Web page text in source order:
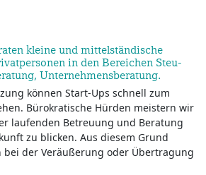
kleine und mittelständ­ische
in den Bereichen Steu­
Unternehmens­beratung.
können Start-Ups schnell zum
Bürokratische Hürden meistern wir
laufenden Betreuung und Beratung
zu blicken. Aus diesem Grund
bei der Veräußerung oder Übertragung